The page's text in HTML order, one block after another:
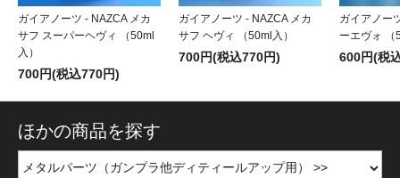
ガイアノーツ - NAZCA メカ
サフ スーパーヘヴィ （50ml
入）
700円(税込770円)
ガイアノーツ - NAZCA メカ
サフ ヘヴィ （50ml入）
700円(税込770円)
ガイアノー
ーエヴォ （
600円(税
ほかの商品を探す